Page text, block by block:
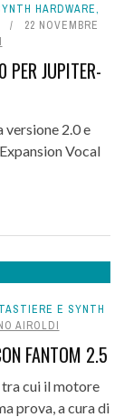
HARDWARE,
22 NOVEMBRE
PER JUPITER-
versione 2.0 e
Vocal
TASTIERE E SYNTH
AIROLDI
FANTOM 2.5
tra cui il motore
prova, a cura di